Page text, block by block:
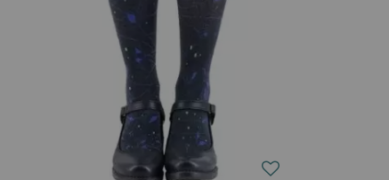
La collection 2024-2025 propose une palette de motifs
vous retrouverez :
Des motifs floraux multicolores : des fleurs vibrantes
Des dessins de carrousels amusants : parfaits pour
Les sirènes, revisitées en plusieurs versions : ces
Des dragons asiatiques stylisés : colorés et